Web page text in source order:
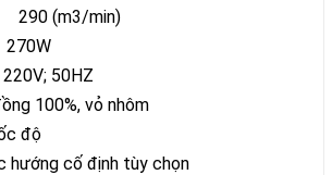
(m3/min)
50HZ
100%, vỏ nhôm
độ
hướng cố định tùy chọn